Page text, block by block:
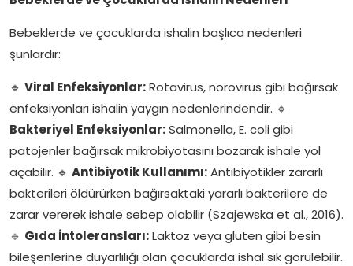
Bebeklerde ve çocuklarda ishalin başlıca nedenleri
şunlardır:
🔹 Viral Enfeksiyonlar:Rotavirüs, norovirüs gibi bağırsak
enfeksiyonları ishalin yaygın nedenlerindendir. 🔹
Bakteriyel Enfeksiyonlar:Salmonella, E. coli gibi
patojenler bağırsak mikrobiyotasını bozarak ishale yol
açabilir. 🔹 Antibiyotik Kullanımı:Antibiyotikler zararlı
bakterileri öldürürken bağırsaktaki yararlı bakterilere de
zarar vererek ishale sebep olabilir (Szajewska et al., 2016).
🔹 Gıda İntoleransları:Laktoz veya gluten gibi besin
bileşenlerine duyarlılığı olan çocuklarda ishal sık görülebilir.